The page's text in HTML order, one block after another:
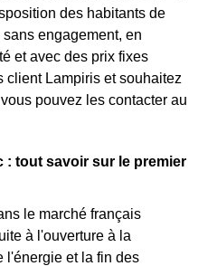
des habitants de
engagement, en
et avec des prix fixes
client Lampiris et souhaitez
pouvez les contacter au
: tout savoir sur le premier
le marché français
à l'ouverture à la
l'énergie et la fin des